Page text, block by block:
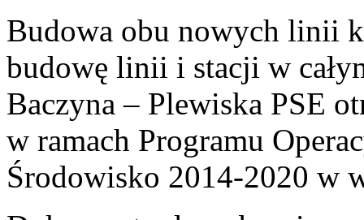
Budowa obu nowych linii
budowę linii i stacji w
Baczyna – Plewiska PSE
w ramach Programu
Środowisko 2014-2020 w